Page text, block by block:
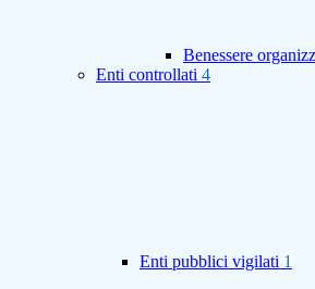
Benessere
Enti controllati 4
Enti pubblici vigilati 1